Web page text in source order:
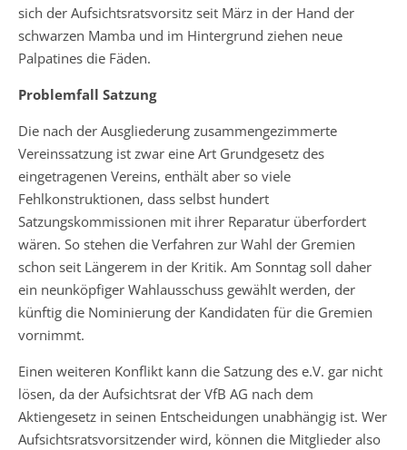
sich der Aufsichtsratsvorsitz seit März in der Hand der
schwarzen Mamba und im Hintergrund ziehen neue
Palpatines die Fäden.
Problemfall Satzung
Die nach der Ausgliederung zusammengezimmerte
Vereinssatzung ist zwar eine Art Grundgesetz des
eingetragenen Vereins, enthält aber so viele
Fehlkonstruktionen, dass selbst hundert
Satzungskommissionen mit ihrer Reparatur überfordert
wären. So stehen die Verfahren zur Wahl der Gremien
schon seit Längerem in der Kritik. Am Sonntag soll daher
ein neunköpfiger Wahlausschuss gewählt werden, der
künftig die Nominierung der Kandidaten für die Gremien
vornimmt.
Einen weiteren Konflikt kann die Satzung des e.V. gar nicht
lösen, da der Aufsichtsrat der VfB AG nach dem
Aktiengesetz in seinen Entscheidungen unabhängig ist. Wer
Aufsichtsratsvorsitzender wird, können die Mitglieder also